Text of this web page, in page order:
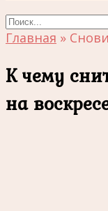
Search
for:
Главная »
К чему
на